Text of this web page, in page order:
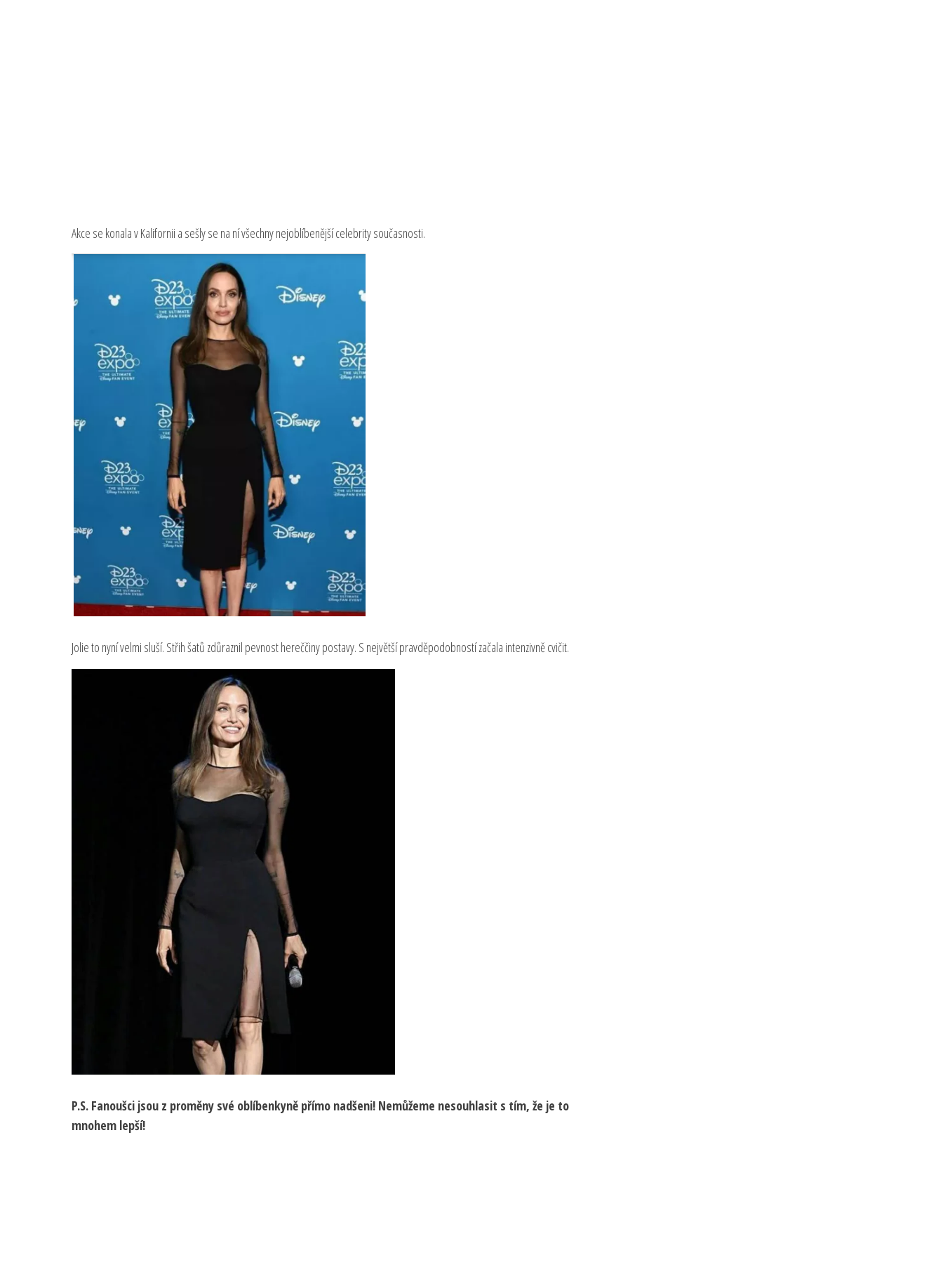
Akce se konala v Kalifornii a sešly se na ní všechny nejoblíbenější celebrity současnosti.
Jolie to nyní velmi sluší. Střih šatů zdůraznil pevnost hereččiny postavy. S největší pravděpodobností začala intenzivně cvičit.
P.S. Fanoušci jsou z proměny své oblíbenkyně přímo nadšeni! Nemůžeme nesouhlasit s tím, že je to
mnohem lepší!